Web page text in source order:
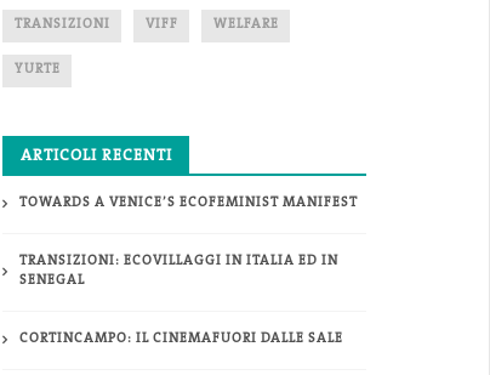
TRANSIZIONI VIFF WELFARE
YURTE
ARTICOLI RECENTI
TOWARDS A VENICE’S ECOFEMINIST MANIFEST
TRANSIZIONI: ECOVILLAGGI IN ITALIA ED IN
SENEGAL
CORTINCAMPO: IL CINEMAFUORI DALLE SALE